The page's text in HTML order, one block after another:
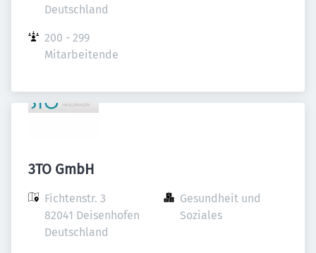
Deutschland
200 - 299
Mitarbeitende
3TO GmbH
Fichtenstr. 3
82041 Deisenhofen
Deutschland
Gesundheit und
Soziales